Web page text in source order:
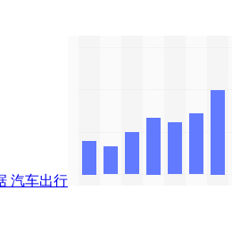
汽车出行